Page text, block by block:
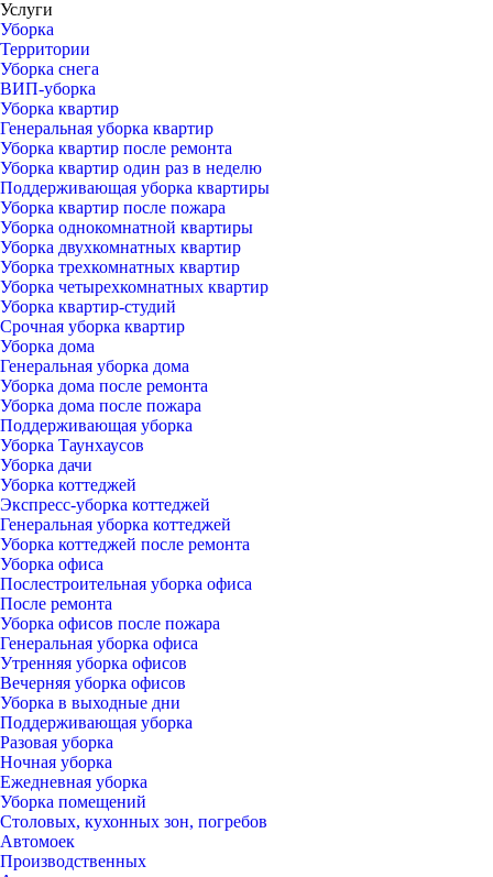
Услуги
Уборка
Территории
Уборка снега
ВИП-уборка
Уборка квартир
Генеральная уборка квартир
Уборка квартир после ремонта
Уборка квартир один раз в неделю
Поддерживающая уборка квартиры
Уборка квартир после пожара
Уборка однокомнатной квартиры
Уборка двухкомнатных квартир
Уборка трехкомнатных квартир
Уборка четырехкомнатных квартир
Уборка квартир-студий
Срочная уборка квартир
Уборка дома
Генеральная уборка дома
Уборка дома после ремонта
Уборка дома после пожара
Поддерживающая уборка
Уборка Таунхаусов
Уборка дачи
Уборка коттеджей
Экспресс-уборка коттеджей
Генеральная уборка коттеджей
Уборка коттеджей после ремонта
Уборка офиса
Послестроительная уборка офиса
После ремонта
Уборка офисов после пожара
Генеральная уборка офиса
Утренняя уборка офисов
Вечерняя уборка офисов
Уборка в выходные дни
Поддерживающая уборка
Разовая уборка
Ночная уборка
Ежедневная уборка
Уборка помещений
Столовых, кухонных зон, погребов
Автомоек
Производственных